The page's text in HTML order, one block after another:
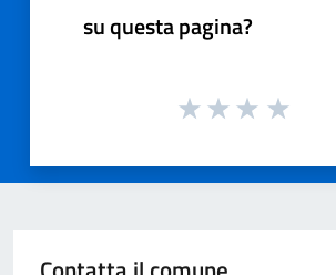
su questa pagina?